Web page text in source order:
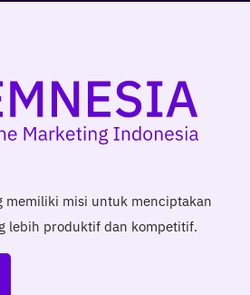
memiliki misi untuk menciptakan
lebih produktif dan kompetitif.